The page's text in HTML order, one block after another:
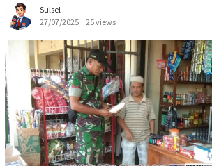
Sulsel
27/07/2025
25 views